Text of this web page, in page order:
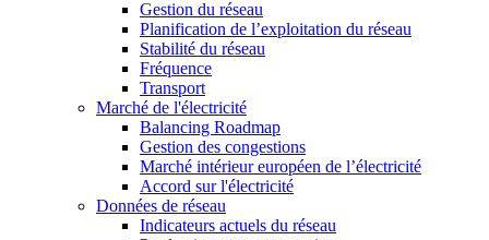
Gestion du réseau
Planification de l’exploitation du réseau
Stabilité du réseau
Fréquence
Transport
Marché de l'électricité
Balancing Roadmap
Gestion des congestions
Marché intérieur européen de l’électricité
Accord sur l'électricité
Données de réseau
Indicateurs actuels du réseau